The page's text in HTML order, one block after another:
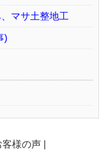
マサ土整地工
)
客様の声